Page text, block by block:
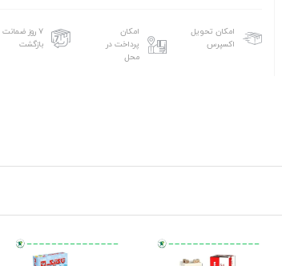
امکان تحویل
اکسپرس
امکان
پرداخت در
محل
۷ روز ضمانت
بازگشت